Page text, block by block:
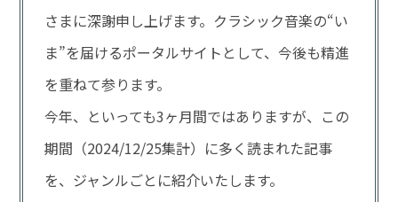
さまに深謝申し上げます。クラシック音楽の“い
ま”を届けるポータルサイトとして、今後も精進
を重ねて参ります。
今年、といっても3ヶ月間ではありますが、この
期間（2024/12/25集計）に多く読まれた記事
を、ジャンルごとに紹介いたします。